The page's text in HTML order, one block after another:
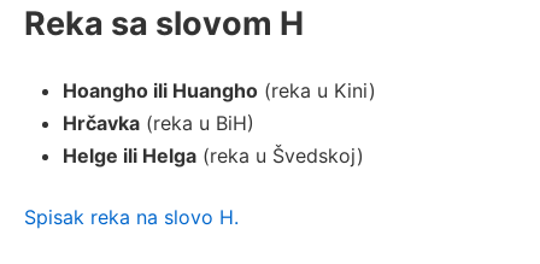
Reka sa slovom H
Hoangho ili Huangho (reka u Kini)
Hrčavka (reka u BiH)
Helge ili Helga (reka u Švedskoj)
Spisak reka na slovo H.